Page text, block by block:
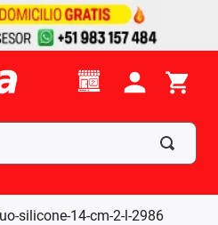
silicone-14-cm-2-l-2986